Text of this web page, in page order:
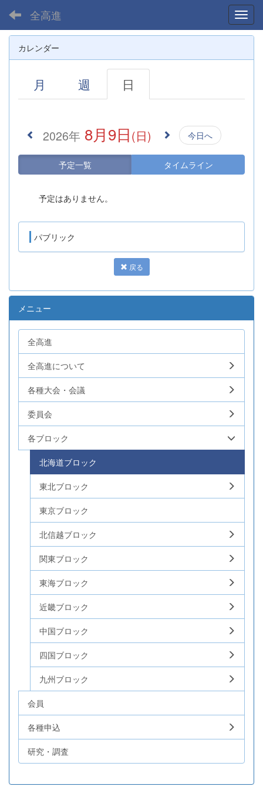
全高進
カレンダー
月 週 日
2026年 8月9日(日) 今日へ
予定一覧 タイムライン
予定はありません。
パブリック
戻る
メニュー
全高進
全高進について
各種大会・会議
委員会
各ブロック
北海道ブロック
東北ブロック
東京ブロック
北信越ブロック
関東ブロック
東海ブロック
近畿ブロック
中国ブロック
四国ブロック
九州ブロック
会員
各種申込
研究・調査